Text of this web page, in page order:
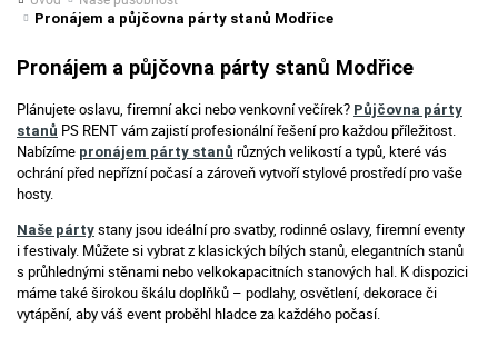
Pronájem a půjčovna párty stanů Modřice
Pronájem a půjčovna párty stanů Modřice
Plánujete oslavu, firemní akci nebo venkovní večírek? Půjčovna párty
stanů PS RENT vám zajistí profesionální řešení pro každou příležitost.
Nabízíme pronájem párty stanů různých velikostí a typů, které vás
ochrání před nepřízní počasí a zároveň vytvoří stylové prostředí pro vaše
hosty.
Naše párty stany jsou ideální pro svatby, rodinné oslavy, firemní eventy
i festivaly. Můžete si vybrat z klasických bílých stanů, elegantních stanů
s průhlednými stěnami nebo velkokapacitních stanových hal. K dispozici
máme také širokou škálu doplňků – podlahy, osvětlení, dekorace či
vytápění, aby váš event proběhl hladce za každého počasí.